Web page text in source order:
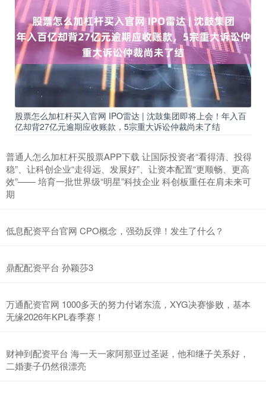
股票怎么加杠杆买入官网 IPO雷达 | 沈鼓集团即将上会！年入百
亿却背27亿元逾期应收账款，5宗重大诉讼仲裁尚未了结
普通人怎么加杠杆买股票APP下载 让国际投资者“看得清、投得
稳”、让科创企业“走得远、发展好”、让资本配置“更顺畅、更高
效”—— 培育一批世界级“明星”科技企业 科创板重任在肩未来可
期
低息配资平台官网 CPO概念，强劲反弹！发生了什么？
鼎配配资平台 孙颖莎3
万通配资官网 1000多天的努力付诸东流，XYG决赛惨败，基本
无缘2026年KPL春季赛！
财神到配资平台 海一天一家阿那亚过圣诞，他和继子关系好，
二婚妻子仍然很漂亮